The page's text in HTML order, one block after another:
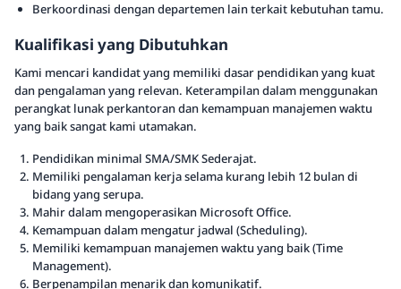
Berkoordinasi dengan departemen lain terkait kebutuhan tamu.
Kualifikasi yang Dibutuhkan
Kami mencari kandidat yang memiliki dasar pendidikan yang kuat
dan pengalaman yang relevan. Keterampilan dalam menggunakan
perangkat lunak perkantoran dan kemampuan manajemen waktu
yang baik sangat kami utamakan.
Pendidikan minimal SMA/SMK Sederajat.
Memiliki pengalaman kerja selama kurang lebih 12 bulan di
bidang yang serupa.
Mahir dalam mengoperasikan Microsoft Office.
Kemampuan dalam mengatur jadwal (Scheduling).
Memiliki kemampuan manajemen waktu yang baik (Time
Management).
Berpenampilan menarik dan komunikatif.